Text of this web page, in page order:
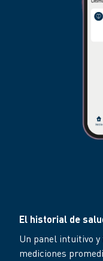
El historial de
Un panel intuitivo
mediciones